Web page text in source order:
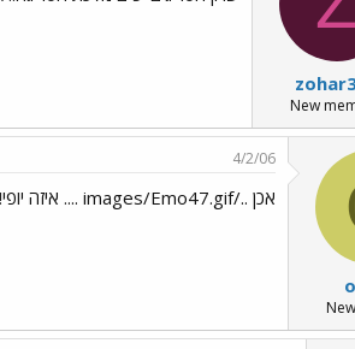
New
4/2/06
אכן ../images/Emo47.gif .... איזה יופי!